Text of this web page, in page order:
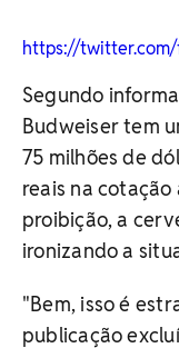
https://twitter.com/
Segundo
Budweiser tem
75 milhões de
reais na
proibição, a
ironizando a
"Bem, isso é
publicação